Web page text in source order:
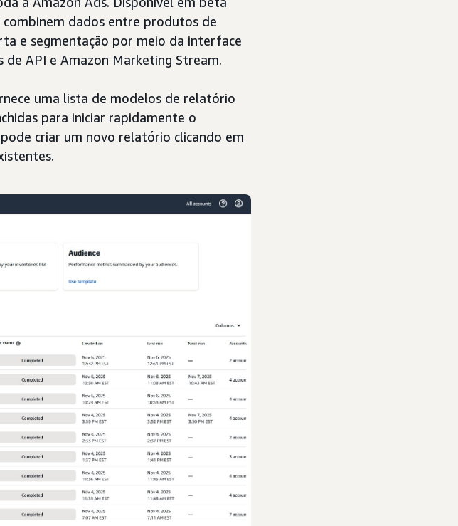
dados entre produtos de
e segmentação por meio da interface
API e Amazon Marketing Stream.
uma lista de modelos de relatório
para iniciar rapidamente o
criar um novo relatório clicando em